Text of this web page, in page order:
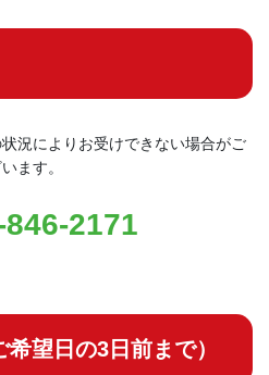
況によりお受けできない場合がご
ます。
2171
望日の3日前まで）